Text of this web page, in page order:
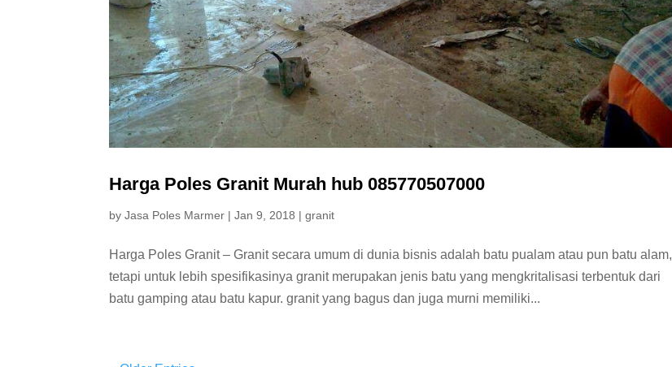
Harga Poles Granit Murah hub 085770507000
byJasa Poles Marmer |Jan 9, 2018 |granit
Harga Poles Granit – Granit secara umum di dunia bisnis adalah batu pualam atau pun batu alam,
tetapi untuk lebih spesifikasinya granit merupakan jenis batu yang mengkritalisasi terbentuk dari
batu gamping atau batu kapur. granit yang bagus dan juga murni memiliki...